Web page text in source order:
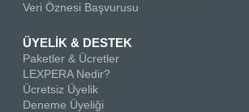
Veri Öznesi Başvurusu
ÜYELİK & DESTEK
Paketler & Ücretler
LEXPERA Nedir?
Ücretsiz Üyelik
Deneme Üyeliği